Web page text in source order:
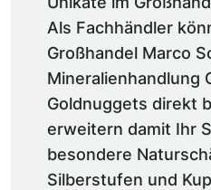
Als Fachhändler
Großhandel Marco
Mineralienhandlung
Goldnuggets direkt
erweitern damit Ihr
besondere
Silberstufen und